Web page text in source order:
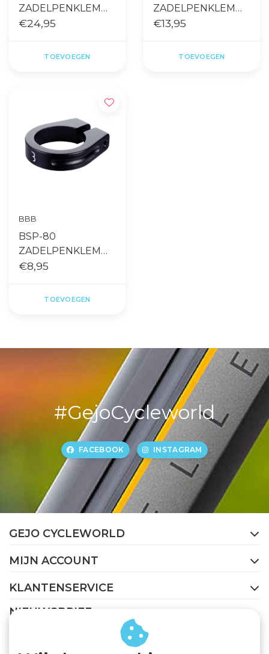
ZADELPENKLEM
28.6MM
ZWART
€24,95
TOEVOEGEN
ZADELPENKLEM
28.6MM
ZWART
€13,95
TOEVOEGEN
BBB
BSP-80
ZADELPENKLEM
THESTRANGLER
€8,95
TOEVOEGEN
#GejoCycleworld
FACEBOOK INSTAGRAM
GEJO CYCLEWORLD
MIJN ACCOUNT
KLANTENSERVICE
NIEUWSBRIEF
Abonneer je op onze nieuwsbrief om op de hoogte te